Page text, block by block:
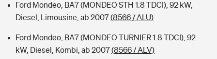
Ford Mondeo, BA7 (MONDEO STH 1.8 TDCI), 92 kW,
Diesel, Limousine, ab 2007(8566 / ALU)
Ford Mondeo, BA7 (MONDEO TURNIER 1.8 TDCI), 92
kW, Diesel, Kombi, ab 2007(8566 / ALV)